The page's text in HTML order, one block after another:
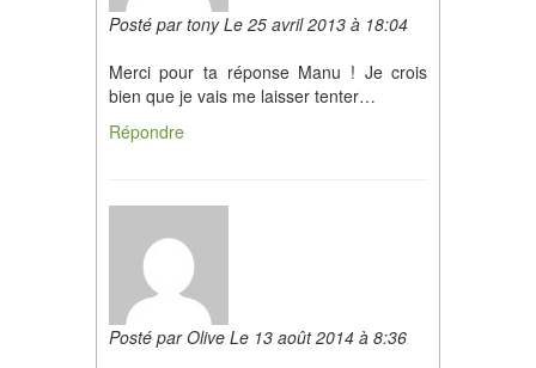
Posté par tony Le 25 avril 2013 à 18:04
Merci pour ta réponse Manu ! Je crois
bien que je vais me laisser tenter…
Répondre
Posté par Olive Le 13 août 2014 à 8:36